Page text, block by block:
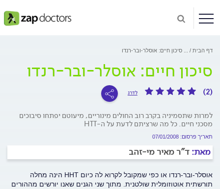
דף הבית סיכון חיים: אוסלר-ובר-רנדו
סיכון חיים: אוסלר-ובר-רנדו
(2) לדרג
למרות שתסמיניה בקרב רוב החולים מינוריים, מיעוטם יפתחו סיבוכים
מסכני חיים. כל מה שרציתם לדעת על ה-HTT
תאריך פרסום: 07/01/2008
מאת: ד"ר מאיר מי-זהב
אוסלר-ובר-רנדו או כפי שמקובל לקרוא לה כיום HHT הינה מחלה
תורשתית אוטוזומלית שולטנית. מתוך שני הגנים שאנו יורשים מההורים